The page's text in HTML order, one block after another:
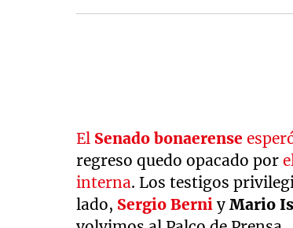
El Senado bonaerense
regreso quedo opacado por
interna. Los testigos
lado, Sergio BerniyMario